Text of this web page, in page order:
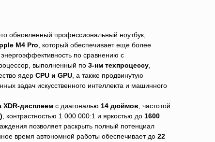
обновленный профессиональный ноутбук,
M4 Pro, который обеспечивает еще более
по сравнению с
выполненный по 3-нм техпроцессу,
ядер CPU и GPU, а также продвинутую
задач искусственного интеллекта и машинного
XDR-дисплеем с диагональю 14 дюймов, частотой
, контрастностью 1 000 000:1 и яркостью до 1600
позволяет раскрыть полный потенциал
время автономной работы обеспечивает до 22